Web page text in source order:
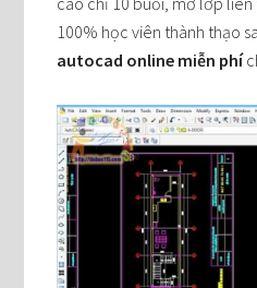
100% học viên thành thạo
autocad online miễn phí